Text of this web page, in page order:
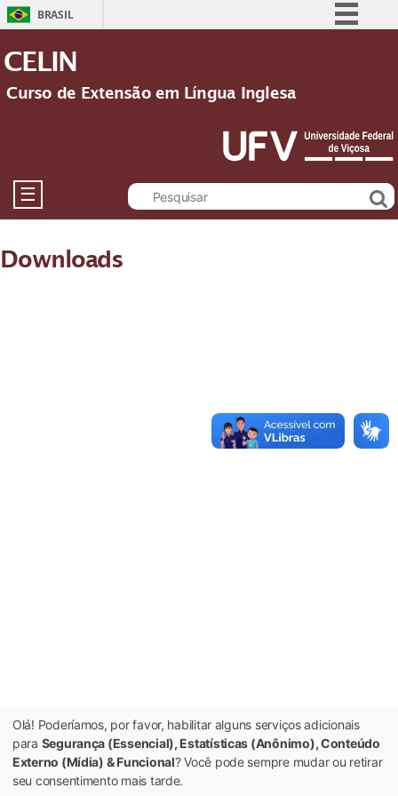
BRASIL
Participe
Acesso à informação
Legislação
Canais
CELIN
Curso de Extensão em Língua Inglesa
☰
Downloads
Olá! Poderíamos, por favor, habilitar alguns serviços adicionais
para Segurança (Essencial), Estatísticas (Anônimo), Conteúdo
Externo (Mídia) & Funcional? Você pode sempre mudar ou retirar
seu consentimento mais tarde.